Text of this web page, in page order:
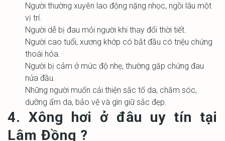
Người thường xuyên lao động nặng nhọc, ngồi lâu một
vị trí.
Người dễ bị đau mỏi người khi thay đổi thời tiết.
Người cao tuổi, xương khớp có bắt đầu có triệu chứng
thoái hóa.
Người bị cảm ở mức độ nhẹ, thường gặp chứng đau
nửa đầu.
Những người muốn cải thiện sắc tố da, chăm sóc,
dưỡng ẩm da, bảo vệ và gìn giữ sắc đẹp.
4. Xông hơi ở đâu uy tín tại
Lâm Đồng ?